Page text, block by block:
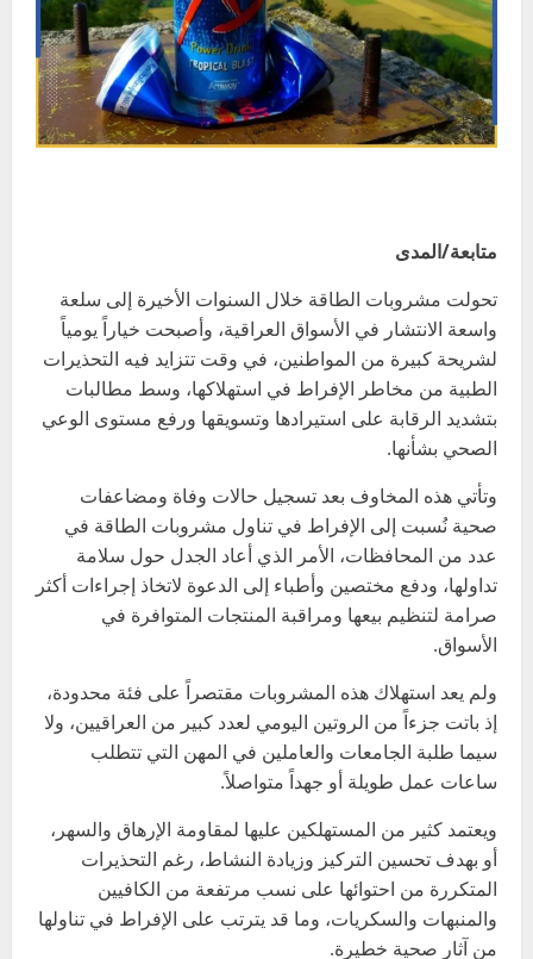
متابعة/المدى
تحولت مشروبات الطاقة خلال السنوات الأخيرة إلى سلعة
واسعة الانتشار في الأسواق العراقية، وأصبحت خياراً يومياً
لشريحة كبيرة من المواطنين، في وقت تتزايد فيه التحذيرات
الطبية من مخاطر الإفراط في استهلاكها، وسط مطالبات
بتشديد الرقابة على استيرادها وتسويقها ورفع مستوى الوعي
الصحي بشأنها.
وتأتي هذه المخاوف بعد تسجيل حالات وفاة ومضاعفات
صحية نُسبت إلى الإفراط في تناول مشروبات الطاقة في
عدد من المحافظات، الأمر الذي أعاد الجدل حول سلامة
تداولها، ودفع مختصين وأطباء إلى الدعوة لاتخاذ إجراءات أكثر
صرامة لتنظيم بيعها ومراقبة المنتجات المتوافرة في
الأسواق.
ولم يعد استهلاك هذه المشروبات مقتصراً على فئة محدودة،
إذ باتت جزءاً من الروتين اليومي لعدد كبير من العراقيين، ولا
سيما طلبة الجامعات والعاملين في المهن التي تتطلب
ساعات عمل طويلة أو جهداً متواصلاً.
ويعتمد كثير من المستهلكين عليها لمقاومة الإرهاق والسهر،
أو بهدف تحسين التركيز وزيادة النشاط، رغم التحذيرات
المتكررة من احتوائها على نسب مرتفعة من الكافيين
والمنبهات والسكريات، وما قد يترتب على الإفراط في تناولها
من آثار صحية خطيرة.